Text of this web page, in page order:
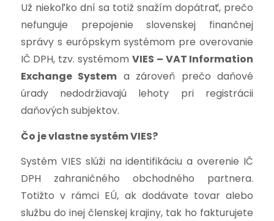
Už niekoľko dní sa totiž snažím dopátrať, prečo
nefunguje prepojenie slovenskej finančnej
správy s európskym systémom pre overovanie
IČ DPH, tzv. systémom VIES – VAT Information
Exchange System a zároveň prečo daňové
úrady nedodržiavajú lehoty pri registrácii
daňových subjektov.
Čo je vlastne systém VIES?
Systém VIES slúži na identifikáciu a overenie IČ
DPH zahraničného obchodného partnera.
Totižto v rámci EÚ, ak dodávate tovar alebo
službu do inej členskej krajiny, tak ho fakturujete